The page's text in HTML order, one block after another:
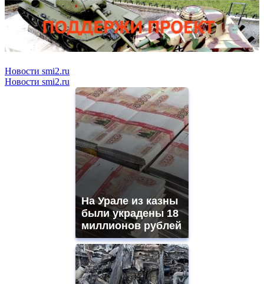
Новости smi2.ru
Новости smi2.ru
На Урале из казны
были украдены 18
миллионов рублей